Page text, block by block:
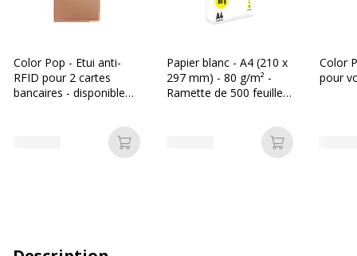
Color Pop - Etui anti-
RFID pour 2 cartes
bancaires - disponible
Ajouter au panier
Papier blanc - A4 (210 x
297 mm) - 80 g/m² -
Ramette de 500 feuilles
Ajouter au
Color
pour